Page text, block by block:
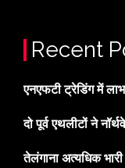
Recent
एनएफटी ट्रेडिंग में
दो पूर्व एथलीटों ने
तेलंगाना अत्यधिक